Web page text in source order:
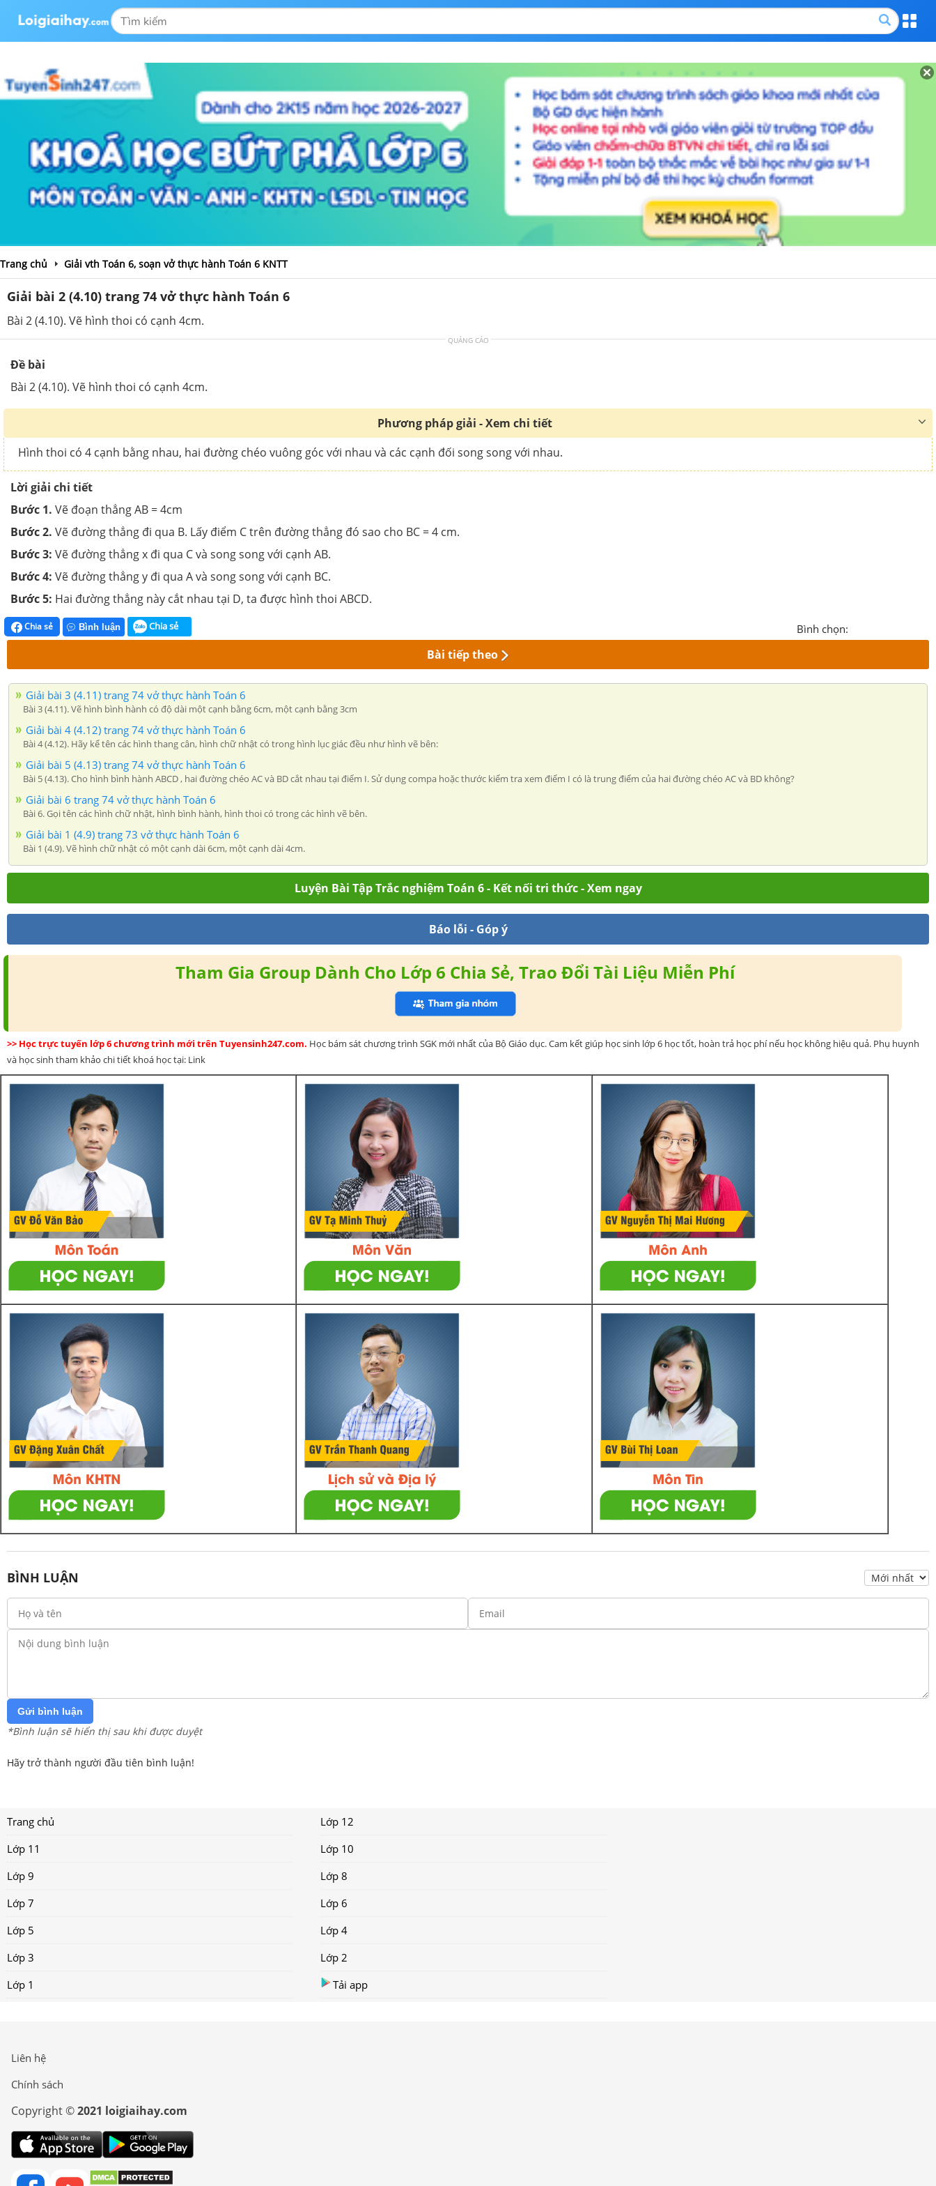
Trang chủ Giải vth Toán 6, soạn vở thực hành Toán 6 KNTT
Giải bài 2 (4.10) trang 74 vở thực hành Toán 6
Bài 2 (4.10). Vẽ hình thoi có cạnh 4cm.
QUẢNG CÁO
Đề bài
Bài 2 (4.10). Vẽ hình thoi có cạnh 4cm.
Phương pháp giải - Xem chi tiết
Hình thoi có 4 cạnh bằng nhau, hai đường chéo vuông góc với nhau và các cạnh đối song song với nhau.
Lời giải chi tiết
Bước 1. Vẽ đoạn thẳng AB = 4cm
Bước 2. Vẽ đường thẳng đi qua B. Lấy điểm C trên đường thẳng đó sao cho BC = 4 cm.
Bước 3: Vẽ đường thẳng x đi qua C và song song với cạnh AB.
Bước 4: Vẽ đường thẳng y đi qua A và song song với cạnh BC.
Bước 5: Hai đường thẳng này cắt nhau tại D, ta được hình thoi ABCD.
Chia sẻ Bình luận Chia sẻ Bình chọn:
Bài tiếp theo
Giải bài 3 (4.11) trang 74 vở thực hành Toán 6
Bài 3 (4.11). Vẽ hình bình hành có độ dài một cạnh bằng 6cm, một cạnh bằng 3cm
Giải bài 4 (4.12) trang 74 vở thực hành Toán 6
Bài 4 (4.12). Hãy kể tên các hình thang cân, hình chữ nhật có trong hình lục giác đều như hình vẽ bên:
Giải bài 5 (4.13) trang 74 vở thực hành Toán 6
Bài 5 (4.13). Cho hình bình hành ABCD , hai đường chéo AC và BD cắt nhau tại điểm I. Sử dụng compa hoặc thước kiểm tra xem điểm I có là trung điểm của hai đường chéo AC và BD không?
Giải bài 6 trang 74 vở thực hành Toán 6
Bài 6. Gọi tên các hình chữ nhật, hình bình hành, hình thoi có trong các hình vẽ bên.
Giải bài 1 (4.9) trang 73 vở thực hành Toán 6
Bài 1 (4.9). Vẽ hình chữ nhật có một cạnh dài 6cm, một cạnh dài 4cm.
Luyện Bài Tập Trắc nghiệm Toán 6 - Kết nối tri thức - Xem ngay
Báo lỗi - Góp ý
Tham Gia Group Dành Cho Lớp 6 Chia Sẻ, Trao Đổi Tài Liệu Miễn Phí
>> Học trực tuyến lớp 6 chương trình mới trên Tuyensinh247.com. Học bám sát chương trình SGK mới nhất của Bộ Giáo dục. Cam kết giúp học sinh lớp 6 học tốt, hoàn trả học phí nếu học không hiệu quả. Phụ huynh
và học sinh tham khảo chi tiết khoá học tại: Link
BÌNH LUẬN
Gửi bình luận
*Bình luận sẽ hiển thị sau khi được duyệt
Hãy trở thành người đầu tiên bình luận!
Trang chủ
Lớp 12
Lớp 11
Lớp 10
Lớp 9
Lớp 8
Lớp 7
Lớp 6
Lớp 5
Lớp 4
Lớp 3
Lớp 2
Lớp 1
Tải app
Liên hệ
Chính sách
Copyright ©2021 loigiaihay.com